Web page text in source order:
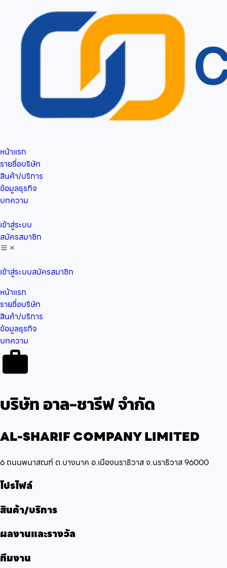
หน้าแรก
รายชื่อบริษัท
สินค้า/บริการ
ข้อมูลธุรกิจ
บทความ
เข้าสู่ระบบ
สมัครสมาชิก
เข้าสู่ระบบสมัครสมาชิก
หน้าแรก
รายชื่อบริษัท
สินค้า/บริการ
ข้อมูลธุรกิจ
บทความ
บริษัท อาล-ชารีฟ จำกัด
AL-SHARIF COMPANY LIMITED
6 ถนนพนาสณฑ์ ต.บางนาค อ.เมืองนราธิวาส จ.นราธิวาส 96000
โปรไฟล์
สินค้า/บริการ
ผลงานและรางวัล
ทีมงาน